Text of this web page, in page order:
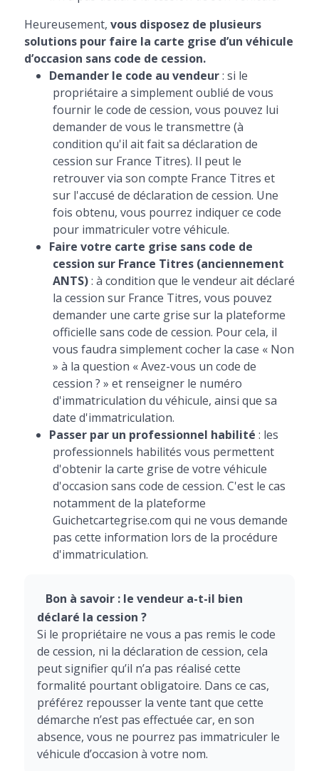
Heureusement, vous disposez de plusieurs
solutions pour faire la carte grise d’un véhicule
d’occasion sans code de cession.
Demander le code au vendeur: si le
propriétaire a simplement oublié de vous
fournir le code de cession, vous pouvez lui
demander de vous le transmettre (à
condition qu'il ait fait sa déclaration de
cession sur France Titres). Il peut le
retrouver via son compte France Titres et
sur l'accusé de déclaration de cession. Une
fois obtenu, vous pourrez indiquer ce code
pour immatriculer votre véhicule.
Faire votre carte grise sans code de
cession sur France Titres (anciennement
ANTS): à condition que le vendeur ait déclaré
la cession sur France Titres, vous pouvez
demander une carte grise sur la plateforme
officielle sans code de cession. Pour cela, il
vous faudra simplement cocher la case « Non
» à la question « Avez-vous un code de
cession ? » et renseigner le numéro
d'immatriculation du véhicule, ainsi que sa
date d'immatriculation.
Passer par un professionnel habilité : les
professionnels habilités vous permettent
d'obtenir la carte grise de votre véhicule
d'occasion sans code de cession. C'est le cas
notamment de la plateforme
Guichetcartegrise.com qui ne vous demande
pas cette information lors de la procédure
d'immatriculation.
Bon à savoir : le vendeur a-t-il bien
déclaré la cession ?
Si le propriétaire ne vous a pas remis le code
de cession, ni la déclaration de cession, cela
peut signifier qu’il n’a pas réalisé cette
formalité pourtant obligatoire. Dans ce cas,
préférez repousser la vente tant que cette
démarche n’est pas effectuée car, en son
absence, vous ne pourrez pas immatriculer le
véhicule d’occasion à votre nom.